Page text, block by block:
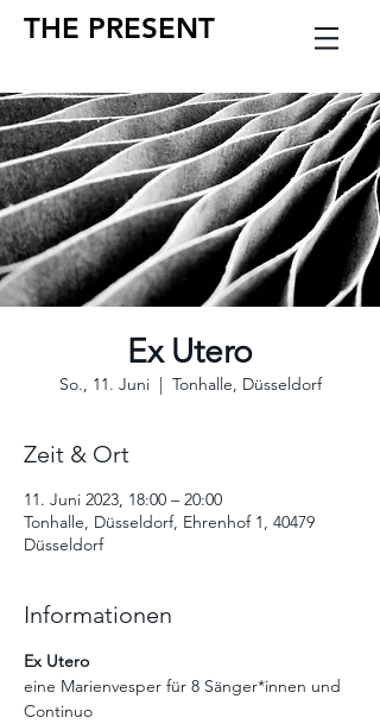
THE PRESENT
Ex Utero
So., 11. Juni
  |
Tonhalle, Düsseldorf
Zeit & Ort
11. Juni 2023, 18:00 – 20:00
Tonhalle, Düsseldorf, Ehrenhof 1, 40479
Düsseldorf
Informationen
Ex Utero
eine Marienvesper für 8 Sänger*innen und
Continuo